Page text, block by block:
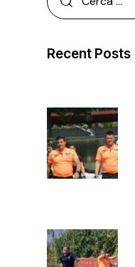
Recent Posts